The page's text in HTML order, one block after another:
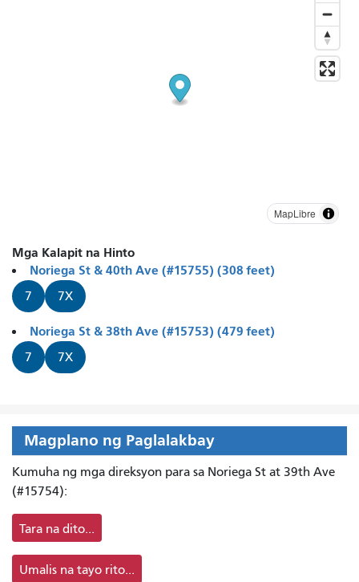
MapLibre
Mga Kalapit na Hinto
Noriega St & 40th Ave (#15755) (308 feet)
7 7X
Noriega St & 38th Ave (#15753) (479 feet)
7 7X
Magplano ng Paglalakbay
Kumuha ng mga direksyon para sa Noriega St at 39th Ave
(#15754):
Tara na dito...
Umalis na tayo rito...